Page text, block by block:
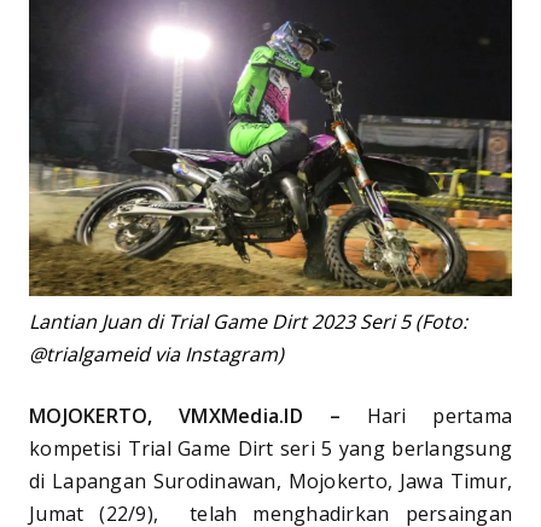
Lantian Juan di Trial Game Dirt 2023 Seri 5 (Foto:
@trialgameid via Instagram)
MOJOKERTO, VMXMedia.ID – Hari pertama
kompetisi Trial Game Dirt seri 5 yang berlangsung
di Lapangan Surodinawan, Mojokerto, Jawa Timur,
Jumat (22/9), telah menghadirkan persaingan